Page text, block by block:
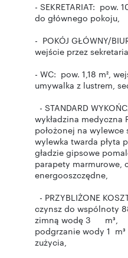
- SEKRETARIAT: pow.
do głównego pokoju,
- POKÓJ GŁÓWNY/
wejście przez
- WC: pow. 1,18 m²,
umywalka z lustrem,
- STANDARD
wykładzina medyczna
położonej na
wylewka twarda płyta
gładzie gipsowe
parapety marmurowe,
energooszczędne,
- PRZYBLIŻONE
czynsz do wspólnoty
zimną wodę 3 m³,
podgrzanie wody 1
zużycia,